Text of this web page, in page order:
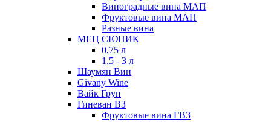
Виноградные вина МАП
Фруктовые вина МАП
Разные вина
МЕЦ СЮНИК
0,75 л
1,5 - 3 л
Шаумян Вин
Givany Wine
Вайк Груп
Гиневан ВЗ
Фруктовые вина ГВЗ